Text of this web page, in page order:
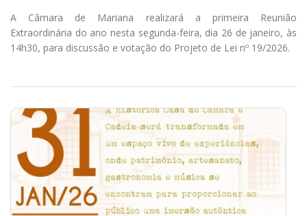
A Câmara de Mariana realizará a primeira Reunião
Extraordinária do ano nesta segunda-feira, dia 26 de janeiro, às
14h30, para discussão e votação do Projeto de Lei nº 19/2026.